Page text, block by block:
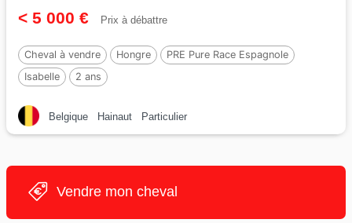
< 5 000 € Prix à débattre
Cheval à vendre Hongre
PRE Pure Race Espagnole
Isabelle
2 ans
Belgique Hainaut Particulier
Vendre mon cheval